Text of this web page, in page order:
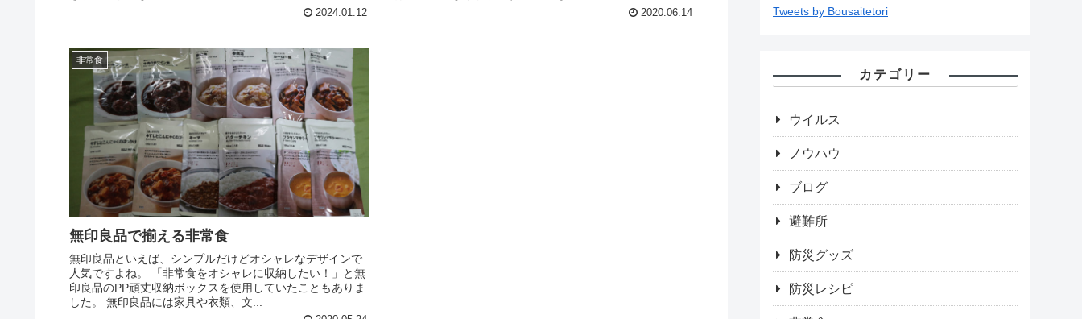
2024.01.12 2020.06.14
非常食
無印良品で揃える非常食
無印良品といえば、シンプルだけどオシャレなデザインで
人気ですよね。 「非常食をオシャレに収納したい！」と無
印良品のPP頑丈収納ボックスを使用していたこともありま
した。 無印良品には家具や衣類、文...
Tweets by Bousaitetori
カテゴリー
ウイルス
ノウハウ
ブログ
避難所
防災グッズ
防災レシピ